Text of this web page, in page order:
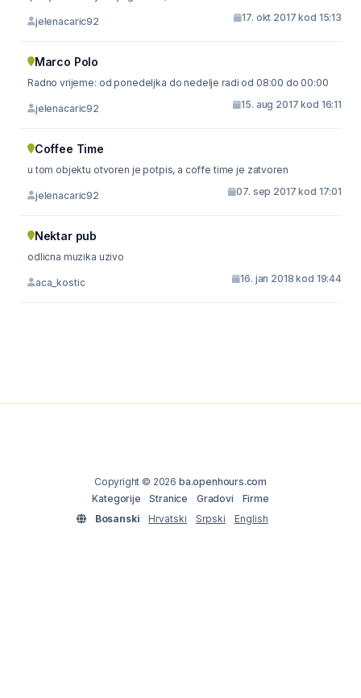
jelenacaric92 17. okt 2017 kod 15:13
Marco Polo
Radno vrijeme: od ponedeljka do nedelje radi od 08:00 do 00:00
jelenacaric92 15. aug 2017 kod 16:11
Coffee Time
u tom objektu otvoren je potpis, a coffe time je zatvoren
jelenacaric92 07. sep 2017 kod 17:01
Nektar pub
odlicna muzika uzivo
aca_kostic 16. jan 2018 kod 19:44
Copyright © 2026 ba.openhours.com
Kategorije
Stranice Gradovi
Firme
Bosanski
Hrvatski Srpski English